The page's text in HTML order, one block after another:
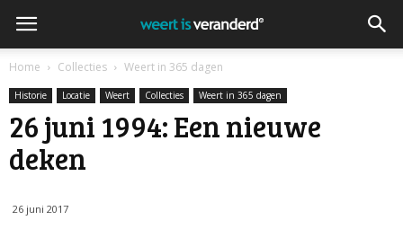
Home Collecties Weert in 365 dagen
Historie Locatie Weert Collecties Weert in 365 dagen
26 juni 1994: Een nieuwe
deken
26 juni 2017